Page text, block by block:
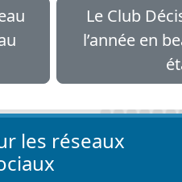
Le Club
l’année en
les réseaux